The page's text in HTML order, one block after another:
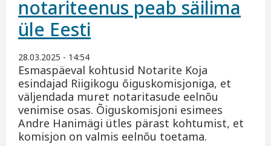
notariteenus peab säilima
üle Eesti
28.03.2025 - 14:54
Esmaspäeval kohtusid Notarite Koja
esindajad Riigikogu õiguskomisjoniga, et
väljendada muret notaritasude eelnõu
venimise osas. Õiguskomisjoni esimees
Andre Hanimägi ütles pärast kohtumist, et
komisjon on valmis eelnõu toetama.